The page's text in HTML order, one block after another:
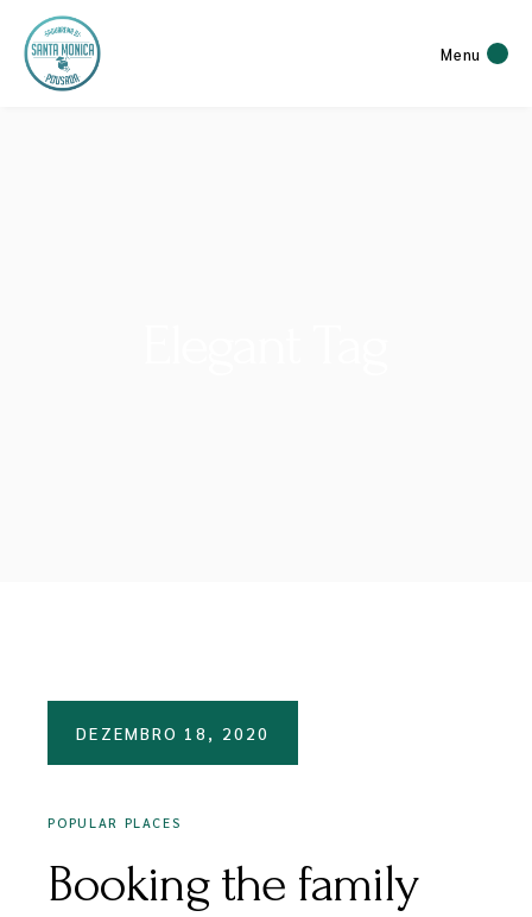
Menu
DEZEMBRO 18, 2020
POPULAR PLACES
Booking the family